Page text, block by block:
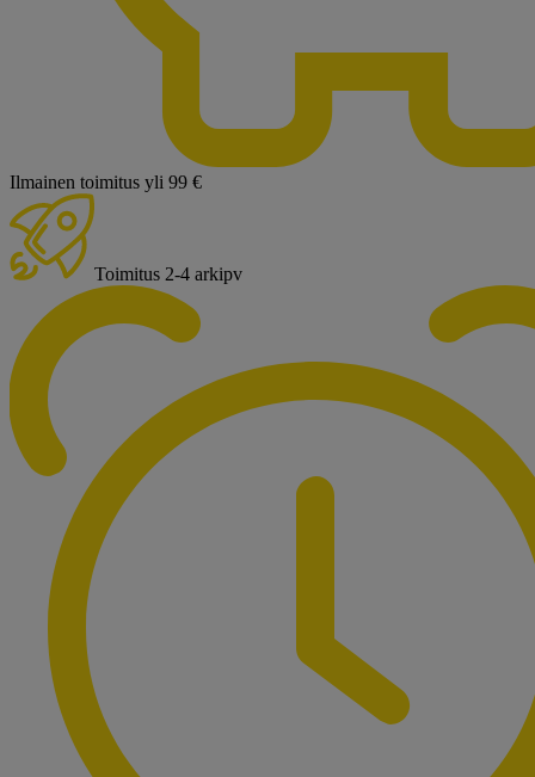
Ilmainen toimitus yli 99 €
Toimitus 2-4 arkipv